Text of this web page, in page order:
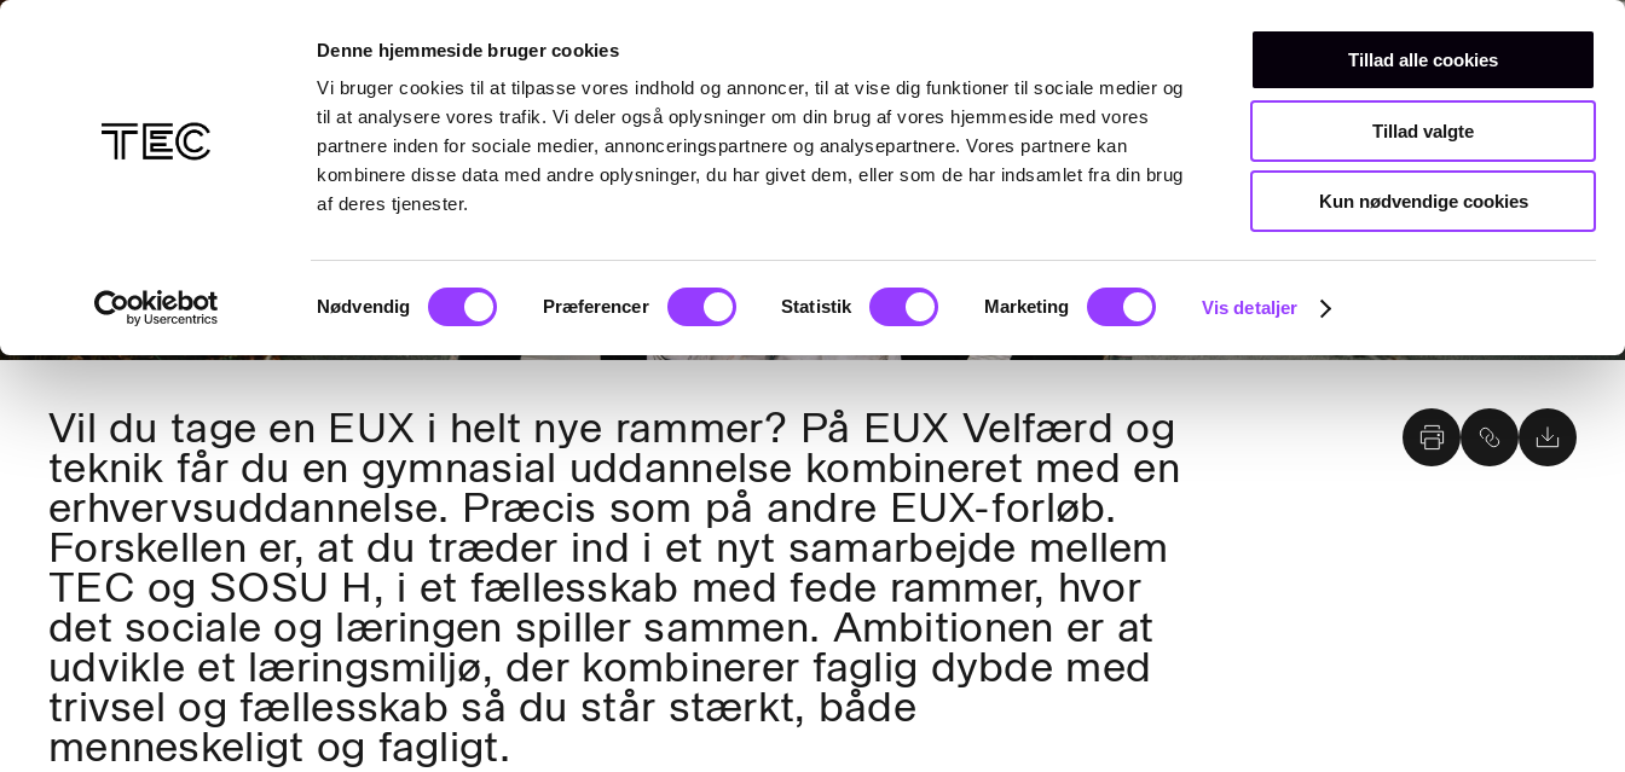
Denne hjemmeside bruger cookies
Vi bruger cookies til at tilpasse vores indhold og annoncer, til at vise dig funktioner til sociale medier og
til at analysere vores trafik. Vi deler også oplysninger om din brug af vores hjemmeside med vores
partnere inden for sociale medier, annonceringspartnere og analysepartnere. Vores partnere kan
kombinere disse data med andre oplysninger, du har givet dem, eller som de har indsamlet fra din brug
af deres tjenester.
Samtykkevalg
Nødvendig Præferencer Statistik Marketing Vis detaljer
Tillad alle cookies
Tillad valgte
Kun nødvendige cookies
Teknisk gymnasiumKurser
EUX VELFÆRD OG
TEKNIK
Vil du tage en EUX i helt nye rammer? På EUX Velfærd og
teknik får du en gymnasial uddannelse kombineret med en
erhvervsuddannelse. Præcis som på andre EUX-forløb.
Forskellen er, at du træder ind i et nyt samarbejde mellem
TEC og SOSU H, i et fællesskab med fede rammer, hvor
det sociale og læringen spiller sammen. Ambitionen er at
udvikle et læringsmiljø, der kombinerer faglig dybde med
trivsel og fællesskab så du står stærkt, både
menneskeligt og fagligt.